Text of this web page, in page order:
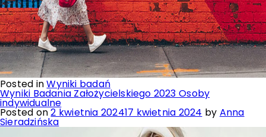
Posted inWyniki badań
Wyniki Badania Założycielskiego 2023 Osoby
indywidualne
Posted on2 kwietnia 202417 kwietnia 2024 by Anna
Sieradzińska